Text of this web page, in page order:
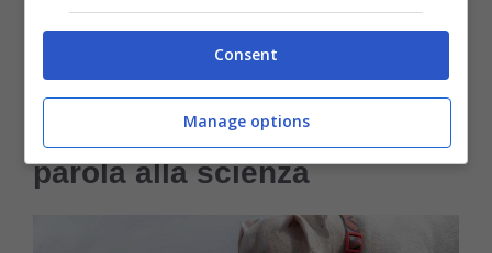
persino fuoriuscita di latte.
Istinto materno nei cani: la
parola alla scienza
Consent
Manage options